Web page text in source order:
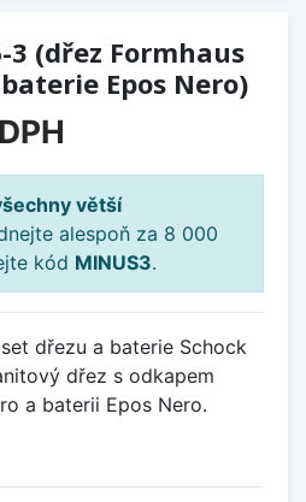
3 (dřez Formhaus
Epos Nero)
větší
alespoň za 8 000
kód MINUS3.
dřezu a baterie Schock
dřez s odkapem
a baterii Epos Nero.